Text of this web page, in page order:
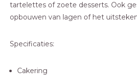
tartelettes of zoete desserts. Ook
opbouwen van lagen of het
Specificaties:
Cakering